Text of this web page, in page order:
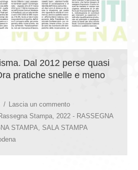
Dal 2012 perse quasi
pratiche snelle e meno
Lascia un commento
Stampa 2022 - RASSEGNA
STAMPA
SALA STAMPA